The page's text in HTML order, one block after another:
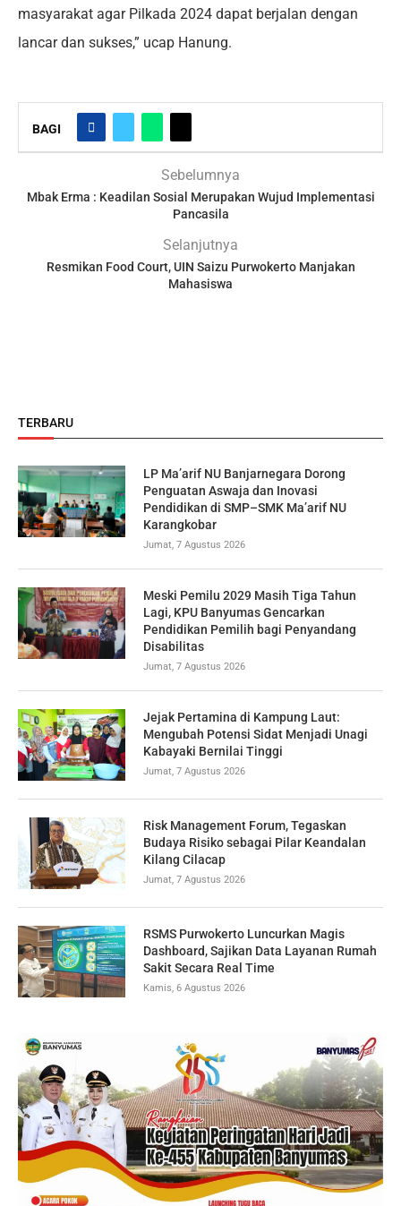
masyarakat agar Pilkada 2024 dapat berjalan dengan
lancar dan sukses,” ucap Hanung.
BAGI
Sebelumnya
Mbak Erma : Keadilan Sosial Merupakan Wujud Implementasi
Pancasila
Selanjutnya
Resmikan Food Court, UIN Saizu Purwokerto Manjakan
Mahasiswa
TERBARU
LP Ma’arif NU Banjarnegara Dorong
Penguatan Aswaja dan Inovasi
Pendidikan di SMP–SMK Ma’arif NU
Karangkobar
Jumat, 7 Agustus 2026
Meski Pemilu 2029 Masih Tiga Tahun
Lagi, KPU Banyumas Gencarkan
Pendidikan Pemilih bagi Penyandang
Disabilitas
Jumat, 7 Agustus 2026
Jejak Pertamina di Kampung Laut:
Mengubah Potensi Sidat Menjadi Unagi
Kabayaki Bernilai Tinggi
Jumat, 7 Agustus 2026
Risk Management Forum, Tegaskan
Budaya Risiko sebagai Pilar Keandalan
Kilang Cilacap
Jumat, 7 Agustus 2026
RSMS Purwokerto Luncurkan Magis
Dashboard, Sajikan Data Layanan Rumah
Sakit Secara Real Time
Kamis, 6 Agustus 2026